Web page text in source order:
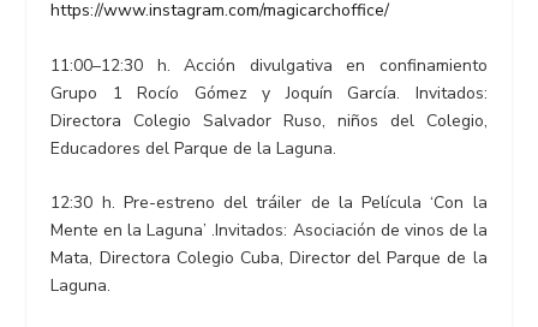
https://www.instagram.com/magicarchoffice/
11:00–12:30 h. Acción divulgativa en confinamiento
Grupo 1 Rocío Gómez y Joquín García. Invitados:
Directora Colegio Salvador Ruso, niños del Colegio,
Educadores del Parque de la Laguna.
12:30 h. Pre-estreno del tráiler de la Película ‘Con la
Mente en la Laguna’ .Invitados: Asociación de vinos de la
Mata, Directora Colegio Cuba, Director del Parque de la
Laguna.